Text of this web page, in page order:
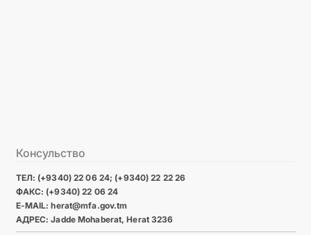
Консульство
ТЕЛ: (+9340) 22 06 24; (+9340) 22 22 26
ФАКС: (+9340) 22 06 24
E-MAIL: herat@mfa.gov.tm
АДРЕС: Jadde Mohaberat, Herat 3236